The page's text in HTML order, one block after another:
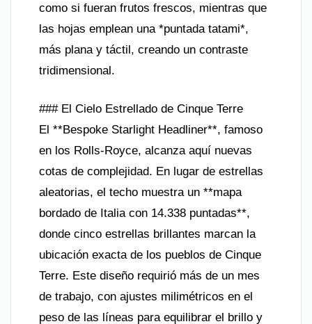
como si fueran frutos frescos, mientras que
las hojas emplean una *puntada tatami*,
más plana y táctil, creando un contraste
tridimensional.
### El Cielo Estrellado de Cinque Terre
El **Bespoke Starlight Headliner**, famoso
en los Rolls-Royce, alcanza aquí nuevas
cotas de complejidad. En lugar de estrellas
aleatorias, el techo muestra un **mapa
bordado de Italia con 14.338 puntadas**,
donde cinco estrellas brillantes marcan la
ubicación exacta de los pueblos de Cinque
Terre. Este diseño requirió más de un mes
de trabajo, con ajustes milimétricos en el
peso de las líneas para equilibrar el brillo y